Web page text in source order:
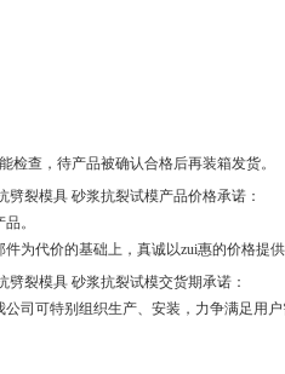
查，待产品被确认合格后再装箱发货。
劈裂模具 砂浆抗裂试模产品价格承诺：
。
为代价的基础上，真诚以zui惠的价格提供
劈裂模具 砂浆抗裂试模交货期承诺：
司可特别组织生产、安装，力争满足用户